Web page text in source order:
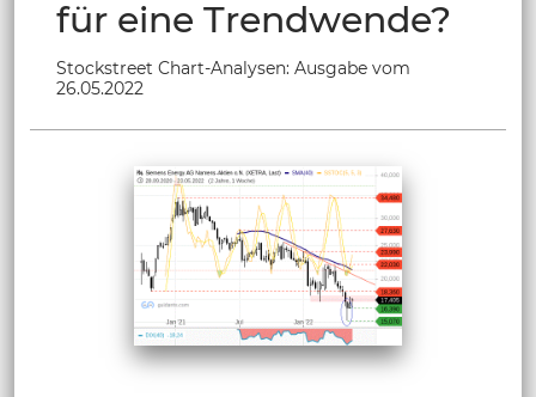
für eine Trendwende?
Stockstreet Chart-Analysen: Ausgabe vom
26.05.2022